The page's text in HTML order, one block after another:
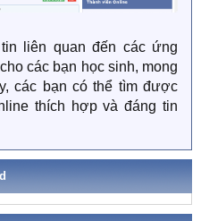
liên quan đến các ứng
các bạn học sinh, mong
các bạn có thể tìm được
thích hợp và đáng tin